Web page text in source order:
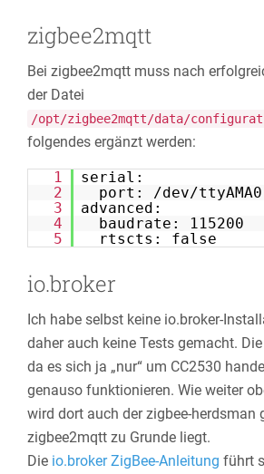
zigbee2mqtt
Bei zigbee2mqtt muss nach
der Datei
/opt/zigbee2mqtt/data/
folgendes ergänzt werden:
1
serial:
2
port: /dev/ttyAMA0
3
advanced:
4
baudrate: 115200
5
rtscts: false
io.broker
Ich habe selbst keine io.broker-
daher auch keine Tests gemacht.
da es sich ja „nur“ um CC2530
genauso funktionieren. Wie weiter
wird dort auch der zigbee-herdsman
zigbee2mqtt zu Grunde liegt.
Die io.broker ZigBee-Anleitung führt